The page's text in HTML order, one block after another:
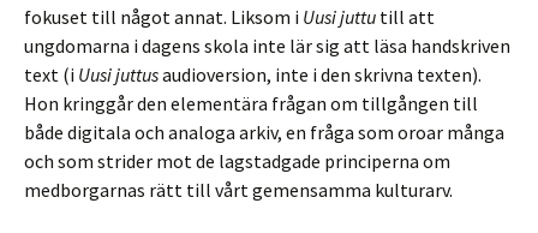
fokuset till något annat. Liksom i Uusi juttu till att
ungdomarna i dagens skola inte lär sig att läsa handskriven
text (i Uusi juttusaudioversion, inte i den skrivna texten).
Hon kringgår den elementära frågan om tillgången till
både digitala och analoga arkiv, en fråga som oroar många
och som strider mot de lagstadgade principerna om
medborgarnas rätt till vårt gemensamma kulturarv.